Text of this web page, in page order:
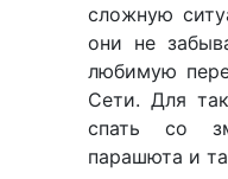
сложную
они не
любимую
Сети. Для
спать со
парашюта и